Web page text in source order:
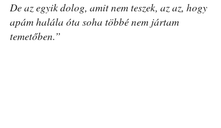
De az egyik dolog, amit nem teszek, az az, hogy
apám halála óta soha többé nem jártam
temetőben.”